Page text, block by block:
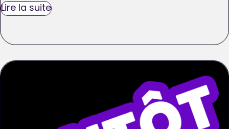
Lire la suite